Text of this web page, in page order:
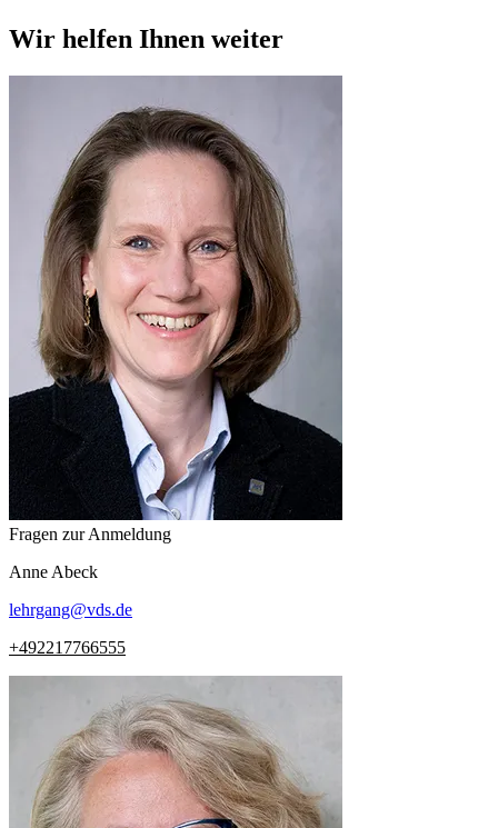
Wir helfen Ihnen weiter
Fragen zur Anmeldung
AnneAbeck
lehrgang@vds.de
+492217766555